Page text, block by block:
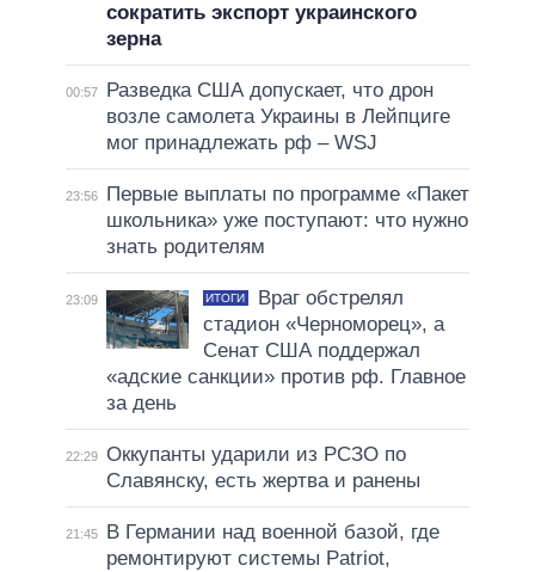
сократить экспорт украинского
зерна
00:57
Разведка США допускает, что дрон
возле самолета Украины в Лейпциге
мог принадлежать рф – WSJ
23:56
Первые выплаты по программе «Пакет
школьника» уже поступают: что нужно
знать родителям
23:09 ИТОГИ
Враг обстрелял
стадион «Черноморец», а
Сенат США поддержал
«адские санкции» против рф. Главное
за день
22:29 Оккупанты ударили из РСЗО по
Славянску, есть жертва и ранены
21:45
В Германии над военной базой, где
ремонтируют системы Patriot,